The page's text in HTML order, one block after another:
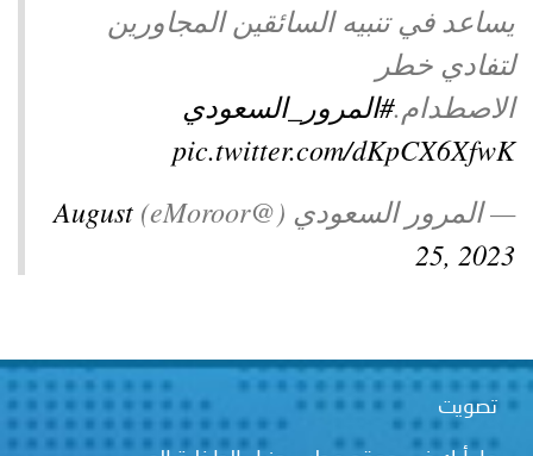
أصداء
الأمانة
إعلانات
من
نحن
اتصل
بنا
يساعد في تنبيه السائقين المجاورين
لتفادي خطر
الاصطدام.#المرور_السعودي
pic.twitter.com/dKpCX6XfwK
— المرور السعودي (@eMoroor)
August
25, 2023
تصويت